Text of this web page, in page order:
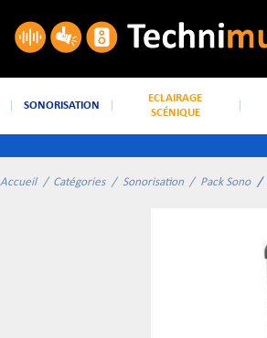
SONORISATION
ECLAIRAGE
SCÉNIQUE
Accueil Catégories Sonorisation Pack Sono